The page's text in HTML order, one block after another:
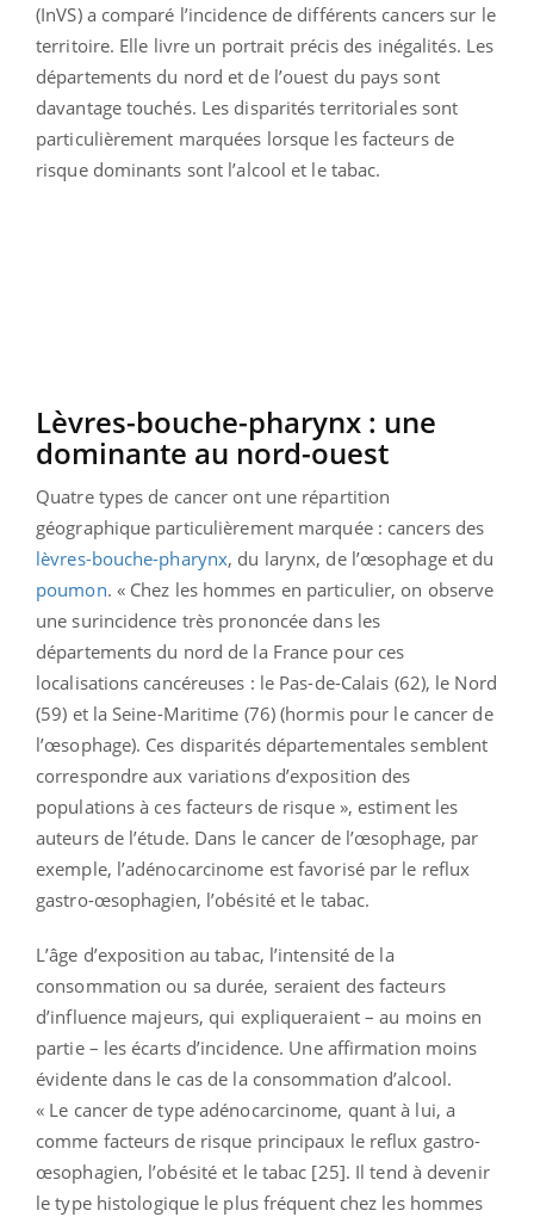
(InVS) a comparé l’incidence de différents cancers sur le
territoire. Elle livre un portrait précis des inégalités. Les
départements du nord et de l’ouest du pays sont
davantage touchés. Les disparités territoriales sont
particulièrement marquées lorsque les facteurs de
risque dominants sont l’alcool et le tabac.
Lèvres-bouche-pharynx : une
dominante au nord-ouest
Quatre types de cancer ont une répartition
géographique particulièrement marquée : cancers des
lèvres-bouche-pharynx, du larynx, de l’œsophage et du
poumon. « Chez les hommes en particulier, on observe
une surincidence très prononcée dans les
départements du nord de la France pour ces
localisations cancéreuses : le Pas-de-Calais (62), le Nord
(59) et la Seine-Maritime (76) (hormis pour le cancer de
l’œsophage). Ces disparités départementales semblent
correspondre aux variations d’exposition des
populations à ces facteurs de risque », estiment les
auteurs de l’étude. Dans le cancer de l’œsophage, par
exemple, l’adénocarcinome est favorisé par le reflux
gastro-œsophagien, l’obésité et le tabac.
L’âge d’exposition au tabac, l’intensité de la
consommation ou sa durée, seraient des facteurs
d’influence majeurs, qui expliqueraient – au moins en
partie – les écarts d’incidence. Une affirmation moins
évidente dans le cas de la consommation d’alcool.
« Le cancer de type adénocarcinome, quant à lui, a
comme facteurs de risque principaux le reflux gastro-
œsophagien, l’obésité et le tabac [25]. Il tend à devenir
le type histologique le plus fréquent chez les hommes